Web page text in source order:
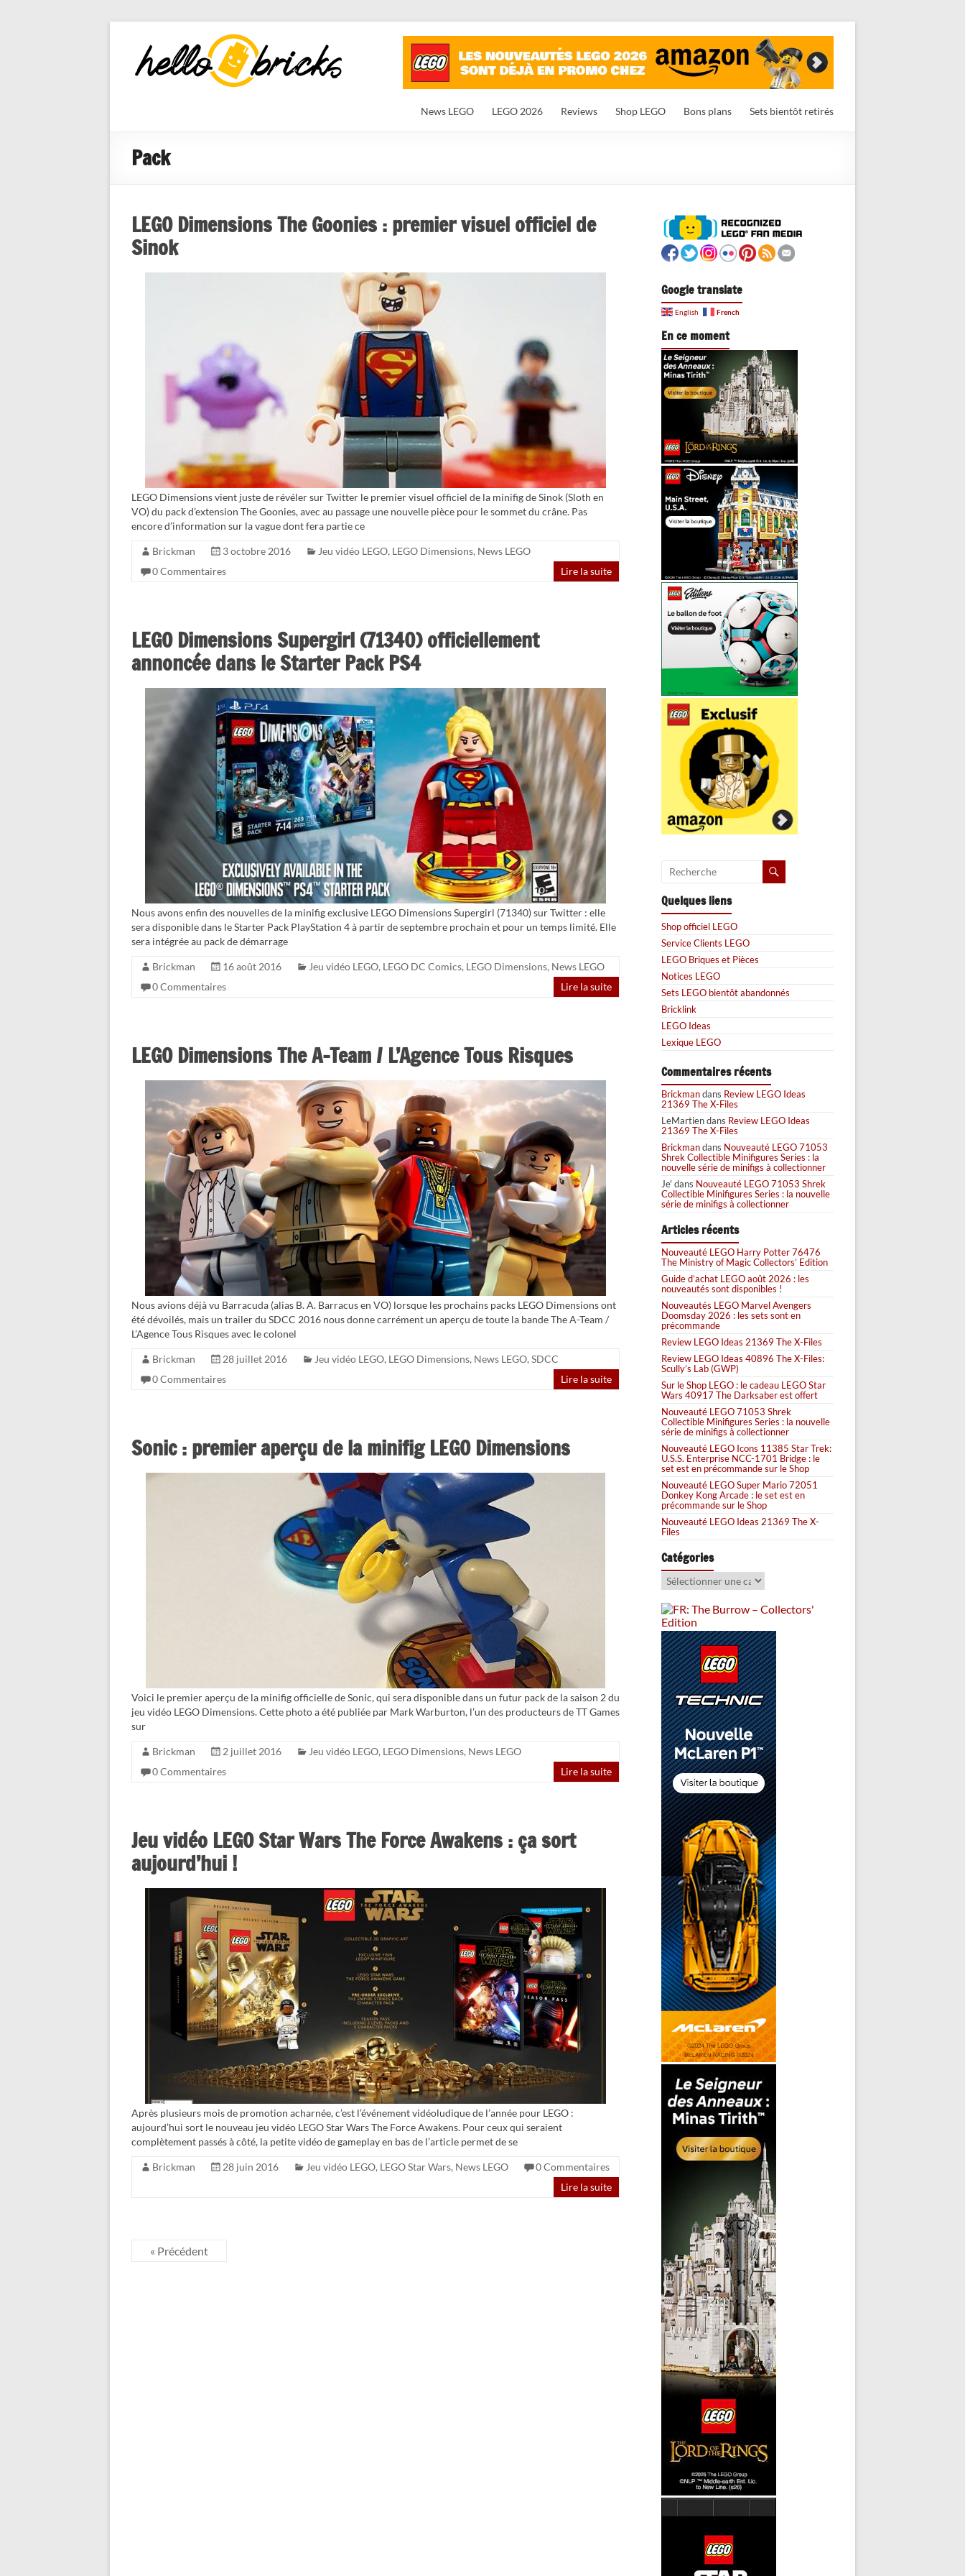
HelloBricks
Blog LEGO,
nouveaut�s
News LEGO LEGO 2026 Reviews Shop LEGO Bons plans Sets bientôt retirés
Pack
LEGO Dimensions The Goonies : premier visuel officiel de
Sinok
LEGO Dimensions vient juste de révéler sur Twitter le premier visuel officiel de la minifig de Sinok (Sloth en
VO) du pack d’extension The Goonies, avec au passage une nouvelle pièce pour le sommet du crâne. Pas
encore d’information sur la vague dont fera partie ce
Brickman 3 octobre 2016 Jeu vidéo LEGO, LEGO Dimensions, News LEGO
0 Commentaires
Lire la suite
LEGO Dimensions Supergirl (71340) officiellement
annoncée dans le Starter Pack PS4
Nous avons enfin des nouvelles de la minifig exclusive LEGO Dimensions Supergirl (71340) sur Twitter : elle
sera disponible dans le Starter Pack PlayStation 4 à partir de septembre prochain et pour un temps limité. Elle
sera intégrée au pack de démarrage
Brickman 16 août 2016 Jeu vidéo LEGO, LEGO DC Comics, LEGO Dimensions, News LEGO
0 Commentaires
Lire la suite
LEGO Dimensions The A-Team / L’Agence Tous Risques
Nous avions déjà vu Barracuda (alias B. A. Barracus en VO) lorsque les prochains packs LEGO Dimensions ont
été dévoilés, mais un trailer du SDCC 2016 nous donne carrément un aperçu de toute la bande The A-Team /
L’Agence Tous Risques avec le colonel
Brickman 28 juillet 2016 Jeu vidéo LEGO, LEGO Dimensions, News LEGO, SDCC
0 Commentaires
Lire la suite
Sonic : premier aperçu de la minifig LEGO Dimensions
Voici le premier aperçu de la minifig officielle de Sonic, qui sera disponible dans un futur pack de la saison 2 du
jeu vidéo LEGO Dimensions. Cette photo a été publiée par Mark Warburton, l’un des producteurs de TT Games
sur
Brickman 2 juillet 2016 Jeu vidéo LEGO, LEGO Dimensions, News LEGO
0 Commentaires
Lire la suite
Jeu vidéo LEGO Star Wars The Force Awakens : ça sort
aujourd’hui !
Après plusieurs mois de promotion acharnée, c’est l’événement vidéoludique de l’année pour LEGO :
aujourd’hui sort le nouveau jeu vidéo LEGO Star Wars The Force Awakens. Pour ceux qui seraient
complètement passés à côté, la petite vidéo de gameplay en bas de l’article permet de se
Brickman 28 juin 2016 Jeu vidéo LEGO, LEGO Star Wars, News LEGO
0 Commentaires
Lire la suite
« Précédent
Google translate
English French
En ce moment
Quelques liens
Shop officiel LEGO
Service Clients LEGO
LEGO Briques et Pièces
Notices LEGO
Sets LEGO bientôt abandonnés
Bricklink
LEGO Ideas
Lexique LEGO
Commentaires récents
Brickmandans Review LEGO Ideas
21369 The X-Files
LeMartiendans Review LEGO Ideas
21369 The X-Files
Brickmandans Nouveauté LEGO 71053
Shrek Collectible Minifigures Series : la
nouvelle série de minifigs à collectionner
Je' dans Nouveauté LEGO 71053 Shrek
Collectible Minifigures Series : la nouvelle
série de minifigs à collectionner
Articles récents
Nouveauté LEGO Harry Potter 76476
The Ministry of Magic Collectors’ Edition
Guide d’achat LEGO août 2026 : les
nouveautés sont disponibles !
Nouveautés LEGO Marvel Avengers
Doomsday 2026 : les sets sont en
précommande
Review LEGO Ideas 21369 The X-Files
Review LEGO Ideas 40896 The X-Files:
Scully’s Lab (GWP)
Sur le Shop LEGO : le cadeau LEGO Star
Wars 40917 The Darksaber est offert
Nouveauté LEGO 71053 Shrek
Collectible Minifigures Series : la nouvelle
série de minifigs à collectionner
Nouveauté LEGO Icons 11385 Star Trek:
U.S.S. Enterprise NCC-1701 Bridge : le
set est en précommande sur le Shop
Nouveauté LEGO Super Mario 72051
Donkey Kong Arcade : le set est en
précommande sur le Shop
Nouveauté LEGO Ideas 21369 The X-
Files
Catégories
Catégories